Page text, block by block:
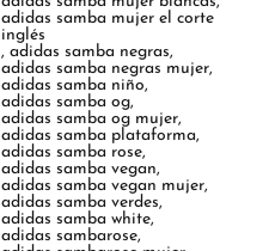
adidas samba mujer el corte
inglés
,adidas samba negras,
adidas samba negras mujer,
adidas samba niño,
adidas samba og,
adidas samba og mujer,
adidas samba plataforma,
adidas samba rose,
adidas samba vegan,
adidas samba vegan mujer,
adidas samba verdes,
adidas samba white,
adidas sambarose,